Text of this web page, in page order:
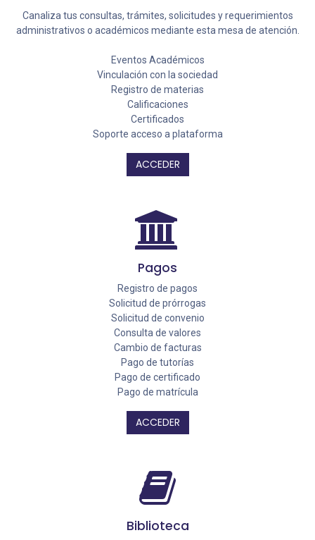
Canaliza tus consultas, trámites, solicitudes y requerimientos
administrativos o académicos mediante esta mesa de atención.
Eventos Académicos
Vinculación con la sociedad
Registro de materias
Calificaciones
Certificados
Soporte acceso a plataforma
ACCEDER
Pagos
Registro de pagos
Solicitud de prórrogas
Solicitud de convenio
Consulta de valores
Cambio de facturas
Pago de tutorías
Pago de certificado
Pago de matrícula
ACCEDER
Biblioteca